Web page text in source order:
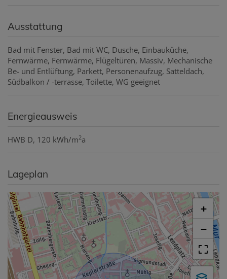
Ausstattung
Bad mit Fenster Bad mit WC Dusche Einbauküche
Fernwärme Fernwärme Flügeltüren Massiv Mechanische
Be- und Entlüftung Parkett Personenaufzug Satteldach
Südbalkon / -terrasse Toilette WG geeignet
Energieausweis
HWB D, 120 kWh/m2a
Lageplan
+
−